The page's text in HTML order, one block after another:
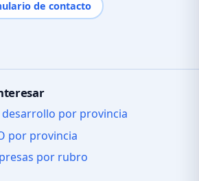
de contacto
desarrollo por provincia
por provincia
por rubro